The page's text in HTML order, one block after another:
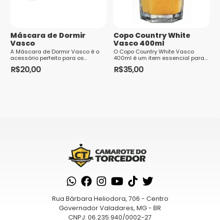
Máscara de Dormir
Vasco
A Máscara de Dormir Vasco é o
acessório perfeito para os
torcedores apaixonados pelo
clube cruzmaltino. Feita com
R$20,00
Copo Country White
Vasco 400ml
O Copo Country White Vasco
400ml é um item essencial para
os torcedores apaixonados pelo
Gigante da Colina. Com sua
R$35,00
Rua Bárbara Heliodora, 706 - Centro
Governador Valadares, MG - BR
CNPJ: 06.235.940/0002-27